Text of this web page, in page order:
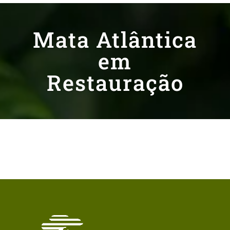
Mata Atlântica
em
Restauração